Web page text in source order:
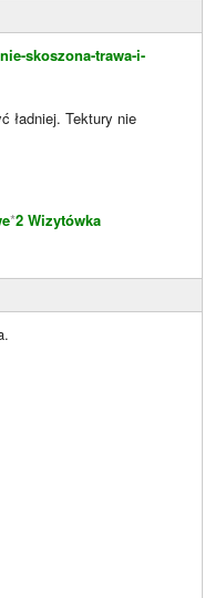
skoszona-trawa-i-
ładniej. Tektury nie
*2 Wizytówka